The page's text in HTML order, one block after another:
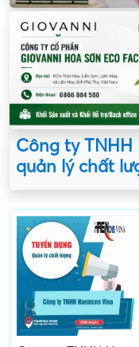
Công ty TNHH
quản lý chất